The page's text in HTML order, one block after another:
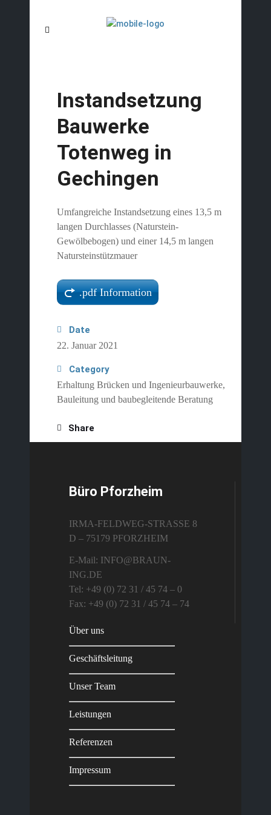
Instandsetzung
Bauwerke
Totenweg in
Gechingen
Umfangreiche Instandsetzung eines 13,5 m
langen Durchlasses (Naturstein-
Gewölbebogen) und einer 14,5 m langen
Natursteinstützmauer
.pdf Information
Date
22. Januar 2021
Category
Erhaltung Brücken und Ingenieurbauwerke,
Bauleitung und baubegleitende Beratung
Share
Büro Pforzheim
IRMA-FELDWEG-STRASSE 8
D – 75179 PFORZHEIM
E-Mail: INFO@BRAUN-
ING.DE
Tel: +49 (0) 72 31 / 45 74 – 0
Fax: +49 (0) 72 31 / 45 74 – 74
Über uns
Geschäftsleitung
Unser Team
Leistungen
Referenzen
Impressum